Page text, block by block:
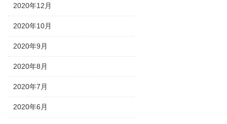
2020年12月
2020年10月
2020年9月
2020年8月
2020年7月
2020年6月